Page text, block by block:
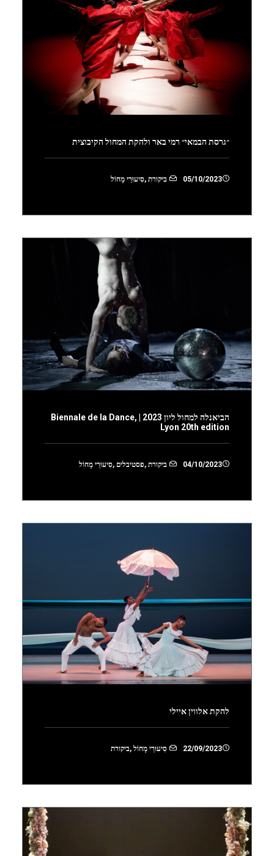
״גרסת הבמאי״ רמי באר ולהקת המחול הקיבוצית
05/10/2023 ביקורת ,סִיעוּרֵי מָחוֹל
הביאנלה למחול ליון 2023 | Biennale de la Dance,
Lyon 20th edition
04/10/2023 ביקורת ,פסטיבלים ,סִיעוּרֵי מָחוֹל
להקת אלווין איילי
22/09/2023 סִיעוּרֵי מָחוֹל ,ביקורת